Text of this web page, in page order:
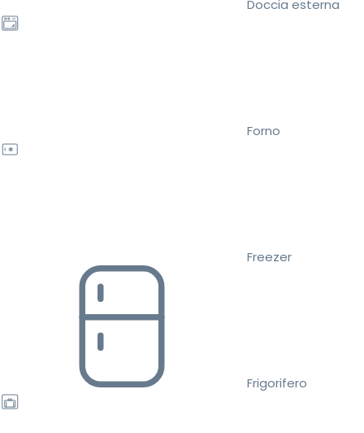
Doccia esterna
Forno
Freezer
Frigorifero